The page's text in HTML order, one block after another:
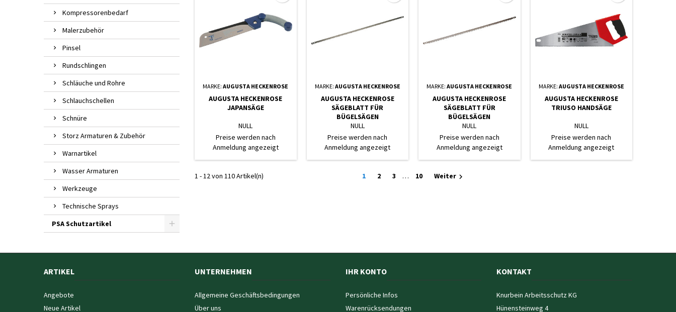
Kompressorenbedarf
Malerzubehör
Pinsel
Rundschlingen
Schläuche und Rohre
Schlauchschellen
Schnüre
Storz Armaturen & Zubehör
Warnartikel
Wasser Armaturen
Werkzeuge
Technische Sprays
PSA Schutzartikel
MARKE:AUGUSTA HECKENROSE
AUGUSTA HECKENROSE
JAPANSÄGE
NULL
Preise werden nach
Anmeldung angezeigt
MARKE: AUGUSTA HECKENROSE
AUGUSTA HECKENROSE
SÄGEBLATT FÜR
BÜGELSÄGEN
NULL
Preise werden nach
Anmeldung angezeigt
MARKE:AUGUSTA HECKENROSE
AUGUSTA HECKENROSE
SÄGEBLATT FÜR
BÜGELSÄGEN
NULL
Preise werden nach
Anmeldung angezeigt
MARKE: AUGUSTA HECKENROSE
AUGUSTA HECKENROSE
TRIUSO HANDSÄGE
NULL
Preise werden nach
Anmeldung angezeigt
1 - 12 von 110 Artikel(n) 1 2 3 … 10 Weiter
ARTIKEL
Angebote
Neue Artikel
UNTERNEHMEN
Allgemeine Geschäftsbedingungen
Über uns
IHR KONTO
Persönliche Infos
Warenrücksendungen
KONTAKT
Knurbein Arbeitsschutz KG
Hünensteinweg 4